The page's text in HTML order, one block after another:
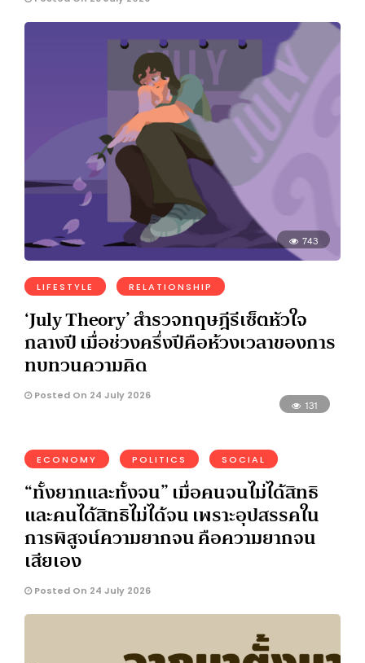
743
LIFESTYLE RELATIONSHIP
‘July Theory’ สำรวจทฤษฎีรีเซ็ตหัวใจ
กลางปี เมื่อช่วงครึ่งปีคือห้วงเวลาของการ
ทบทวนความคิด
Posted On 24 July 2026
131
ECONOMY POLITICS SOCIAL
“ทั้งยากและทั้งจน” เมื่อคนจนไม่ได้สิทธิ
และคนได้สิทธิไม่ได้จน เพราะอุปสรรคใน
การพิสูจน์ความยากจน คือความยากจน
เสียเอง
Posted On 24 July 2026